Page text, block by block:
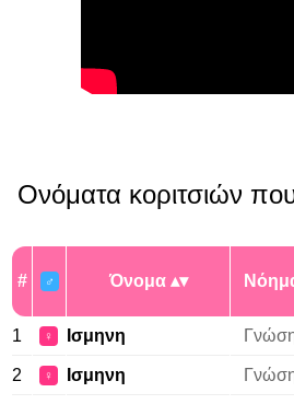
Ονόματα κοριτσιών
# ♂ Όνομα
1 ♀ Ισμηνη
2 ♀ Ισμηνη